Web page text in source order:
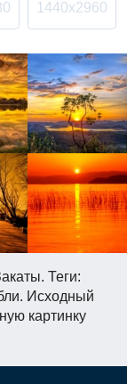
Теги:
Исходный
картинку
1440x2960